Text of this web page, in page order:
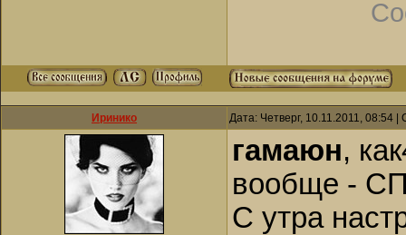
Иринико Дата: Четверг, 10.11.2011, 08:54
гамаюн,
вообще -
С утра